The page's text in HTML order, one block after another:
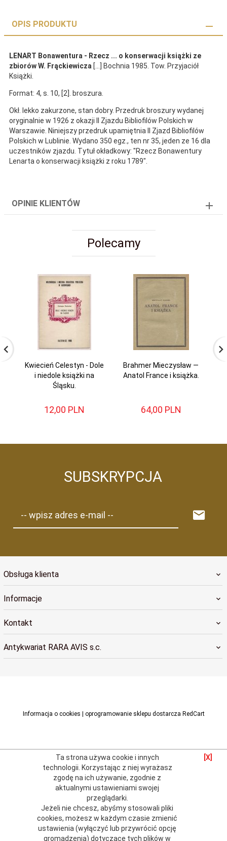
OPIS PRODUKTU
LENART Bonawentura - Rzecz ... o konserwacji książki ze
zbiorów W. Frąckiewicza [...] Bochnia 1985. Tow. Przyjaciół
Książki.
Format: 4, s. 10, [2]. broszura.
Okł. lekko zakurzone, stan dobry. Przedruk broszury wydanej
oryginalnie w 1926 z okazji II Zjazdu Bibliofilów Polskich w
Warszawie. Niniejszy przedruk upamiętnia II Zjazd Bibliofilów
Polskich w Lublinie. Wydano 350 egz., ten nr 35, jeden ze 16 dla
uczestników zjazdu. Tytuł okładkowy: "Rzecz Bonawentury
Lenarta o konserwacji książki z roku 1789".
OPINIE KLIENTÓW
Polecamy
Kwiecień Celestyn - Dole
i niedole książki na
Śląsku.
12,00 PLN
Brahmer Mieczysław —
Anatol France i książka.
64,00 PLN
SUBSKRYPCJA
-- wpisz adres e-mail --
Obsługa klienta
Informacje
Kontakt
Antykwariat RARA AVIS s.c.
Informacja o cookies oprogramowanie sklepu dostarcza RedCart
Ta strona używa cookie i innych
technologii. Korzystając z niej wyrażasz
zgodę na ich używanie, zgodnie z
aktualnymi ustawieniami swojej
przeglądarki
Jeżeli nie chcesz, abyśmy stosowali pliki
cookies, możesz w każdym czasie zmienić
ustawienia (wyłączyć lub przywrócić opcję
gromadzenia) dotyczące tych plików w
[X]